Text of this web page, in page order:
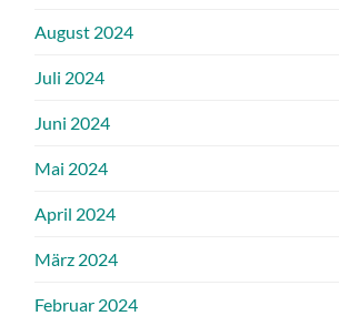
August 2024
Juli 2024
Juni 2024
Mai 2024
April 2024
März 2024
Februar 2024